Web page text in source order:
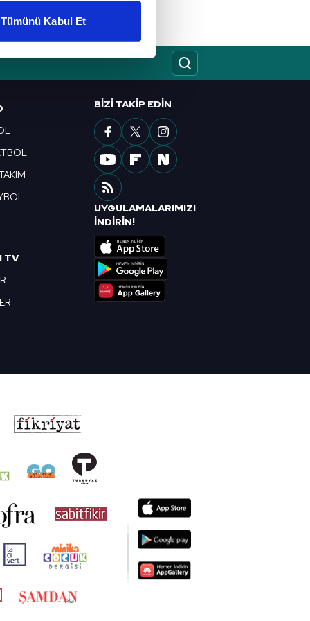
gösterilmeyecektir."
ve sizlere yönelik
detaylı bilgi için Ayarlar
ve sitemizde ilgili
Tümünü Kabul Et
TV
BIZI TAKIP EDIN
UYGULAMALARIMIZI
İNDİRİN!